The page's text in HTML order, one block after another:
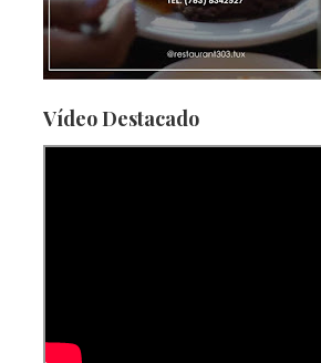
Vídeo Destacado